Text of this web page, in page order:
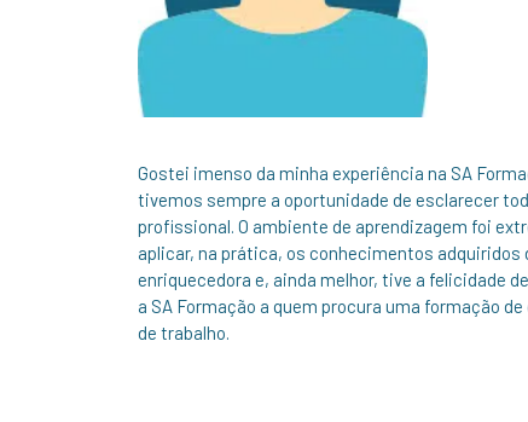
Gostei imenso da minha experiência na SA
tivemos sempre a oportunidade de esclarecer
profissional. O ambiente de aprendizagem foi
aplicar, na prática, os conhecimentos
enriquecedora e, ainda melhor, tive a felicidade
a SA Formação a quem procura uma formação
de trabalho.